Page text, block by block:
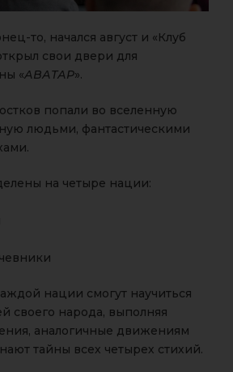
то, начался август и «Клуб
свои двери для
«АВАТАР».
попали во вселенную
людьми, фантастическими
на четыре нации:
нации смогут научиться
своего народа, выполняя
аналогичные движениям
тайны всех четырех стихий.